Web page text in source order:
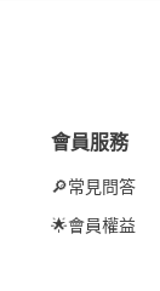
會員服務
🔎常見問答
🌟會員權益